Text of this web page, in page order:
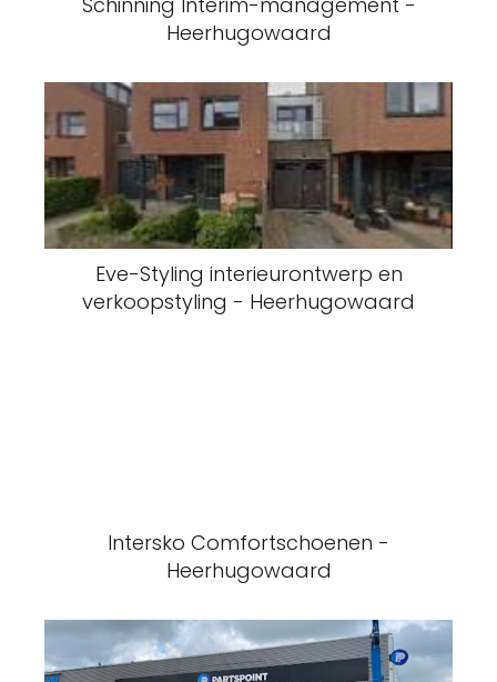
Heerhugowaard
Eve-Styling interieurontwerp en
verkoopstyling - Heerhugowaard
Intersko Comfortschoenen -
Heerhugowaard